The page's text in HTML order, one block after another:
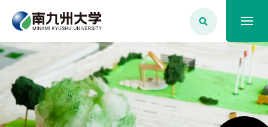
大学案内
学生生活